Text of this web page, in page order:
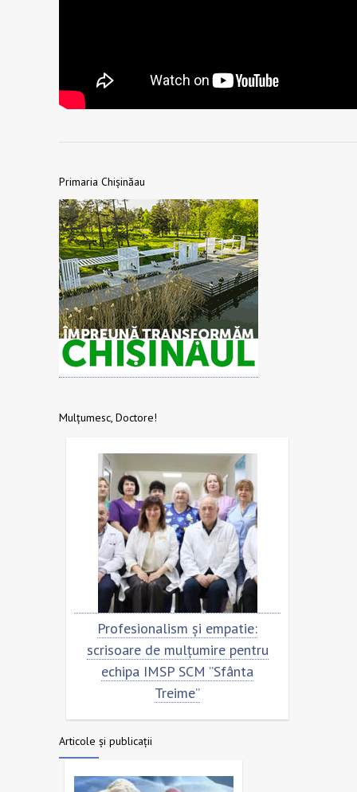
Primaria Chișinăau
Mulțumesc, Doctore!
Profesionalism și empatie:
scrisoare de mulțumire pentru
echipa IMSP SCM ”Sfânta
Treime”
Articole și publicații